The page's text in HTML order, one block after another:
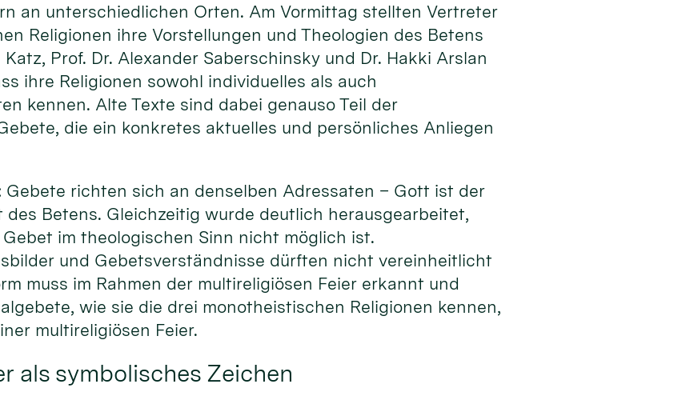
an unterschiedlichen Orten. Am Vormittag stellten Vertreter
Religionen ihre Vorstellungen und Theologien des Betens
Prof. Dr. Alexander Saberschinsky und Dr. Hakki Arslan
ihre Religionen sowohl individuelles als auch
kennen. Alte Texte sind dabei genauso Teil der
die ein konkretes aktuelles und persönliches Anliegen
Gebete richten sich an denselben Adressaten – Gott ist der
Betens. Gleichzeitig wurde deutlich herausgearbeitet,
im theologischen Sinn nicht möglich ist.
und Gebetsverständnisse dürften nicht vereinheitlicht
muss im Rahmen der multireligiösen Feier erkannt und
wie sie die drei monotheistischen Religionen kennen,
multireligiösen Feier.
als symbolisches Zeichen